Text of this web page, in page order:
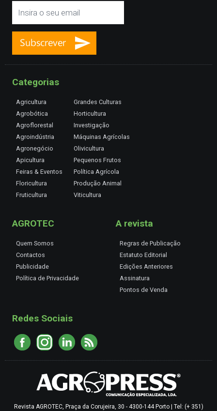
Categorias
Agricultura
Agrobótica
Agroflorestal
Agroindústria
Agronegócio
Apicultura
Feiras & Eventos
Floricultura
Fruticultura
Grandes Culturas
Horticultura
Investigação
Máquinas Agrícolas
Olivicultura
Pequenos Frutos
Política Agrícola
Produção Animal
Viticultura
AGROTEC
Quem Somos
Contactos
Publicidade
Política de Privacidade
A revista
Regras de Publicação
Estatuto Editorial
Edições Anteriores
Assinatura
Pontos de Venda
Redes Sociais
Revista AGROTEC, Praça da Corujeira, 30 - 4300-144 Porto | Tel: (+ 351)